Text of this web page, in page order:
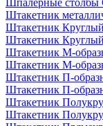
Шпалерные столбы
Штакетник
Штакетник Круглый
Штакетник
Штакетник М-
Штакетник М-
Штакетник П-
Штакетник П-
Штакетник
Штакетник